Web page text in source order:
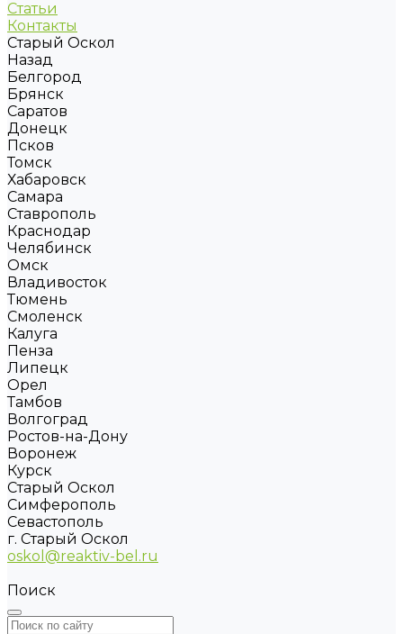
Статьи
Контакты
Старый Оскол
Назад
Белгород
Брянск
Саратов
Донецк
Псков
Томск
Хабаровск
Самара
Ставрополь
Краснодар
Челябинск
Омск
Владивосток
Тюмень
Смоленск
Калуга
Пенза
Липецк
Орел
Тамбов
Волгоград
Ростов-на-Дону
Воронеж
Курск
Старый Оскол
Симферополь
Севастополь
г. Старый Оскол
oskol@reaktiv-bel.ru
Поиск